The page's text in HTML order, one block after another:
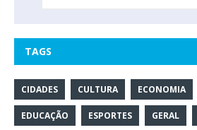
TAGS
CIDADES CULTURA ECONOMIA
EDUCAÇÃO ESPORTES GERAL